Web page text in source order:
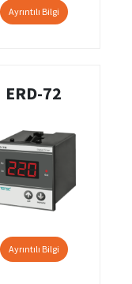
Ayrıntılı Bilgi
ERD-72
Ayrıntılı Bilgi